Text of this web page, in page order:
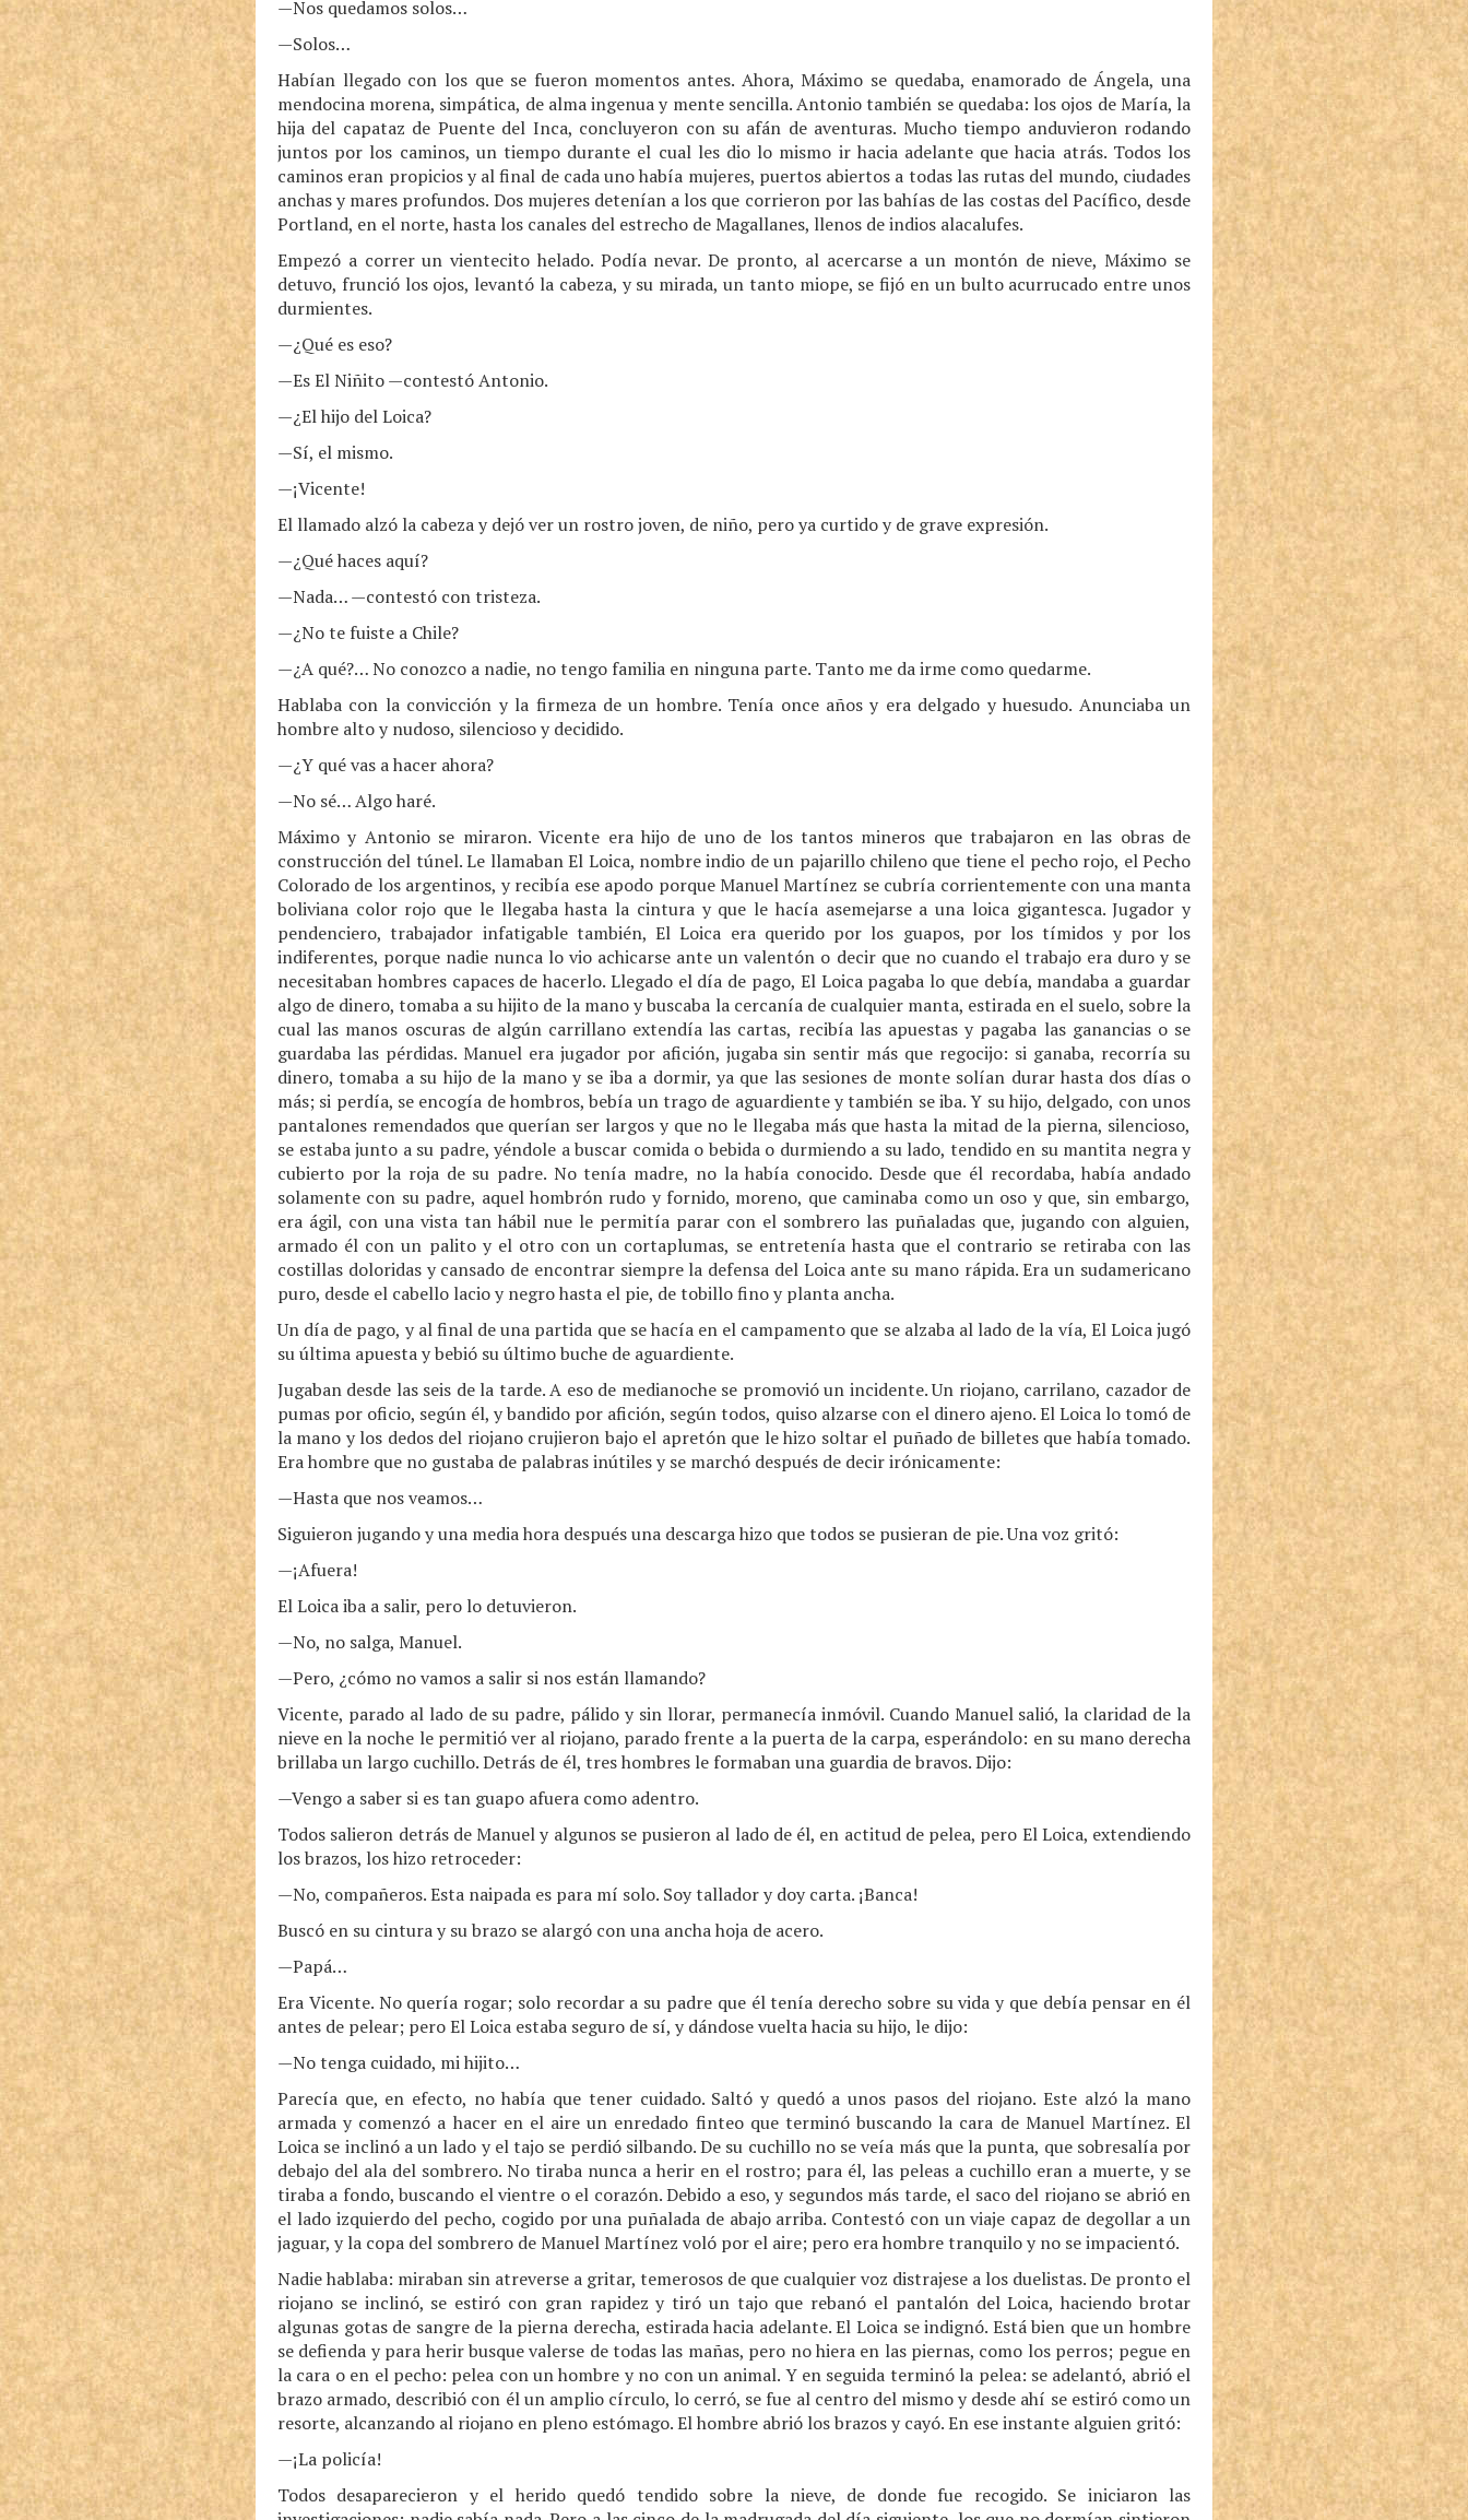
—Nos quedamos solos…
—Solos…
Habían llegado con los que se fueron momentos antes. Ahora, Máximo se quedaba, enamorado de Ángela, una
mendocina morena, simpática, de alma ingenua y mente sencilla. Antonio también se quedaba: los ojos de María, la
hija del capataz de Puente del Inca, concluyeron con su afán de aventuras. Mucho tiempo anduvieron rodando
juntos por los caminos, un tiempo durante el cual les dio lo mismo ir hacia adelante que hacia atrás. Todos los
caminos eran propicios y al final de cada uno había mujeres, puertos abiertos a todas las rutas del mundo, ciudades
anchas y mares profundos. Dos mujeres detenían a los que corrieron por las bahías de las costas del Pacífico, desde
Portland, en el norte, hasta los canales del estrecho de Magallanes, llenos de indios alacalufes.
Empezó a correr un vientecito helado. Podía nevar. De pronto, al acercarse a un montón de nieve, Máximo se
detuvo, frunció los ojos, levantó la cabeza, y su mirada, un tanto miope, se fijó en un bulto acurrucado entre unos
durmientes.
—¿Qué es eso?
—Es El Niñito —contestó Antonio.
—¿El hijo del Loica?
—Sí, el mismo.
—¡Vicente!
El llamado alzó la cabeza y dejó ver un rostro joven, de niño, pero ya curtido y de grave expresión.
—¿Qué haces aquí?
—Nada… —contestó con tristeza.
—¿No te fuiste a Chile?
—¿A qué?… No conozco a nadie, no tengo familia en ninguna parte. Tanto me da irme como quedarme.
Hablaba con la convicción y la firmeza de un hombre. Tenía once años y era delgado y huesudo. Anunciaba un
hombre alto y nudoso, silencioso y decidido.
—¿Y qué vas a hacer ahora?
—No sé… Algo haré.
Máximo y Antonio se miraron. Vicente era hijo de uno de los tantos mineros que trabajaron en las obras de
construcción del túnel. Le llamaban El Loica, nombre indio de un pajarillo chileno que tiene el pecho rojo, el Pecho
Colorado de los argentinos, y recibía ese apodo porque Manuel Martínez se cubría corrientemente con una manta
boliviana color rojo que le llegaba hasta la cintura y que le hacía asemejarse a una loica gigantesca. Jugador y
pendenciero, trabajador infatigable también, El Loica era querido por los guapos, por los tímidos y por los
indiferentes, porque nadie nunca lo vio achicarse ante un valentón o decir que no cuando el trabajo era duro y se
necesitaban hombres capaces de hacerlo. Llegado el día de pago, El Loica pagaba lo que debía, mandaba a guardar
algo de dinero, tomaba a su hijito de la mano y buscaba la cercanía de cualquier manta, estirada en el suelo, sobre la
cual las manos oscuras de algún carrillano extendía las cartas, recibía las apuestas y pagaba las ganancias o se
guardaba las pérdidas. Manuel era jugador por afición, jugaba sin sentir más que regocijo: si ganaba, recorría su
dinero, tomaba a su hijo de la mano y se iba a dormir, ya que las sesiones de monte solían durar hasta dos días o
más; si perdía, se encogía de hombros, bebía un trago de aguardiente y también se iba. Y su hijo, delgado, con unos
pantalones remendados que querían ser largos y que no le llegaba más que hasta la mitad de la pierna, silencioso,
se estaba junto a su padre, yéndole a buscar comida o bebida o durmiendo a su lado, tendido en su mantita negra y
cubierto por la roja de su padre. No tenía madre, no la había conocido. Desde que él recordaba, había andado
solamente con su padre, aquel hombrón rudo y fornido, moreno, que caminaba como un oso y que, sin embargo,
era ágil, con una vista tan hábil nue le permitía parar con el sombrero las puñaladas que, jugando con alguien,
armado él con un palito y el otro con un cortaplumas, se entretenía hasta que el contrario se retiraba con las
costillas doloridas y cansado de encontrar siempre la defensa del Loica ante su mano rápida. Era un sudamericano
puro, desde el cabello lacio y negro hasta el pie, de tobillo fino y planta ancha.
Un día de pago, y al final de una partida que se hacía en el campamento que se alzaba al lado de la vía, El Loica jugó
su última apuesta y bebió su último buche de aguardiente.
Jugaban desde las seis de la tarde. A eso de medianoche se promovió un incidente. Un riojano, carrilano, cazador de
pumas por oficio, según él, y bandido por afición, según todos, quiso alzarse con el dinero ajeno. El Loica lo tomó de
la mano y los dedos del riojano crujieron bajo el apretón que le hizo soltar el puñado de billetes que había tomado.
Era hombre que no gustaba de palabras inútiles y se marchó después de decir irónicamente:
—Hasta que nos veamos…
Siguieron jugando y una media hora después una descarga hizo que todos se pusieran de pie. Una voz gritó:
—¡Afuera!
El Loica iba a salir, pero lo detuvieron.
—No, no salga, Manuel.
—Pero, ¿cómo no vamos a salir si nos están llamando?
Vicente, parado al lado de su padre, pálido y sin llorar, permanecía inmóvil. Cuando Manuel salió, la claridad de la
nieve en la noche le permitió ver al riojano, parado frente a la puerta de la carpa, esperándolo: en su mano derecha
brillaba un largo cuchillo. Detrás de él, tres hombres le formaban una guardia de bravos. Dijo:
—Vengo a saber si es tan guapo afuera como adentro.
Todos salieron detrás de Manuel y algunos se pusieron al lado de él, en actitud de pelea, pero El Loica, extendiendo
los brazos, los hizo retroceder:
—No, compañeros. Esta naipada es para mí solo. Soy tallador y doy carta. ¡Banca!
Buscó en su cintura y su brazo se alargó con una ancha hoja de acero.
—Papá…
Era Vicente. No quería rogar; solo recordar a su padre que él tenía derecho sobre su vida y que debía pensar en él
antes de pelear; pero El Loica estaba seguro de sí, y dándose vuelta hacia su hijo, le dijo:
—No tenga cuidado, mi hijito…
Parecía que, en efecto, no había que tener cuidado. Saltó y quedó a unos pasos del riojano. Este alzó la mano
armada y comenzó a hacer en el aire un enredado finteo que terminó buscando la cara de Manuel Martínez. El
Loica se inclinó a un lado y el tajo se perdió silbando. De su cuchillo no se veía más que la punta, que sobresalía por
debajo del ala del sombrero. No tiraba nunca a herir en el rostro; para él, las peleas a cuchillo eran a muerte, y se
tiraba a fondo, buscando el vientre o el corazón. Debido a eso, y segundos más tarde, el saco del riojano se abrió en
el lado izquierdo del pecho, cogido por una puñalada de abajo arriba. Contestó con un viaje capaz de degollar a un
jaguar, y la copa del sombrero de Manuel Martínez voló por el aire; pero era hombre tranquilo y no se impacientó.
Nadie hablaba: miraban sin atreverse a gritar, temerosos de que cualquier voz distrajese a los duelistas. De pronto el
riojano se inclinó, se estiró con gran rapidez y tiró un tajo que rebanó el pantalón del Loica, haciendo brotar
algunas gotas de sangre de la pierna derecha, estirada hacia adelante. El Loica se indignó. Está bien que un hombre
se defienda y para herir busque valerse de todas las mañas, pero no hiera en las piernas, como los perros; pegue en
la cara o en el pecho: pelea con un hombre y no con un animal. Y en seguida terminó la pelea: se adelantó, abrió el
brazo armado, describió con él un amplio círculo, lo cerró, se fue al centro del mismo y desde ahí se estiró como un
resorte, alcanzando al riojano en pleno estómago. El hombre abrió los brazos y cayó. En ese instante alguien gritó:
—¡La policía!
Todos desaparecieron y el herido quedó tendido sobre la nieve, de donde fue recogido. Se iniciaron las